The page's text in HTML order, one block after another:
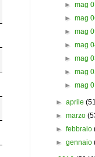
► mag
► mag
► mag
► mag
► mag
► mag
► mag
►aprile
►marzo
►febbraio
►gennaio